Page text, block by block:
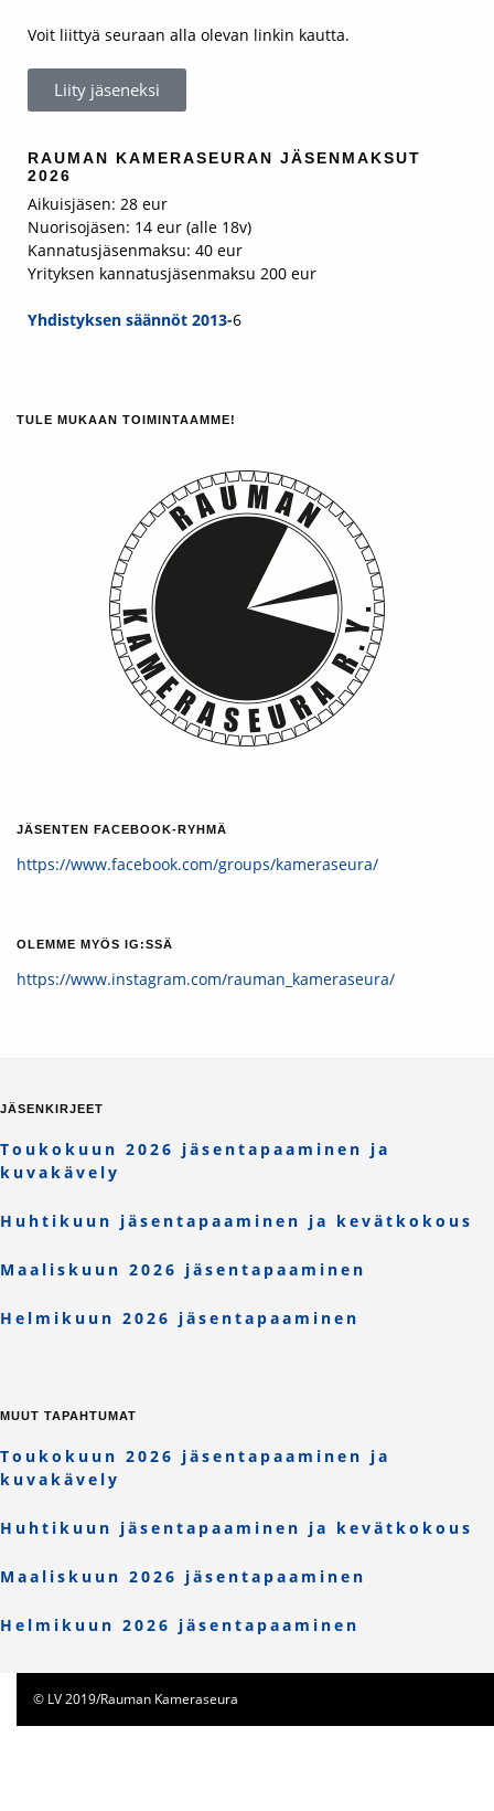
Voit liittyä seuraan alla olevan linkin kautta.
Liity jäseneksi
RAUMAN KAMERASEURAN JÄSENMAKSUT
2026
Aikuisjäsen: 28 eur
Nuorisojäsen: 14 eur (alle 18v)
Kannatusjäsenmaksu: 40 eur
Yrityksen kannatusjäsenmaksu 200 eur
Yhdistyksen säännöt 2013-6
TULE MUKAAN TOIMINTAAMME!
JÄSENTEN FACEBOOK-RYHMÄ
https://www.facebook.com/groups/kameraseura/
OLEMME MYÖS IG:SSÄ
https://www.instagram.com/rauman_kameraseura/
JÄSENKIRJEET
Toukokuun 2026 jäsentapaaminen ja
kuvakävely
Huhtikuun jäsentapaaminen ja kevätkokous
Maaliskuun 2026 jäsentapaaminen
Helmikuun 2026 jäsentapaaminen
MUUT TAPAHTUMAT
Toukokuun 2026 jäsentapaaminen ja
kuvakävely
Huhtikuun jäsentapaaminen ja kevätkokous
Maaliskuun 2026 jäsentapaaminen
Helmikuun 2026 jäsentapaaminen
© LV 2019/Rauman Kameraseura